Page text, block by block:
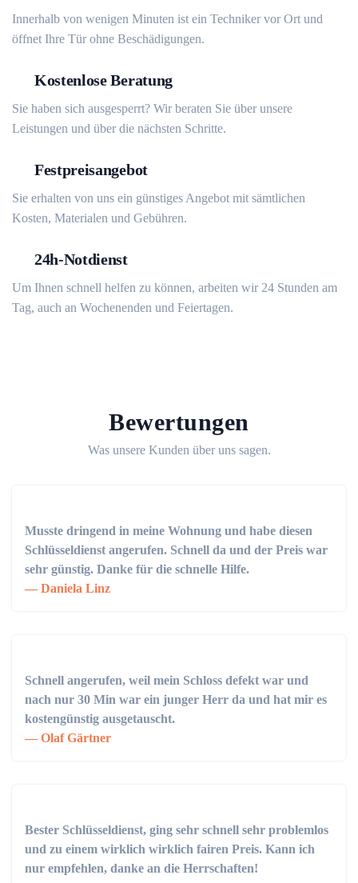
Innerhalb von wenigen Minuten ist ein Techniker vor Ort und
öffnet Ihre Tür ohne Beschädigungen.
Kostenlose Beratung
Sie haben sich ausgesperrt? Wir beraten Sie über unsere
Leistungen und über die nächsten Schritte.
Festpreisangebot
Sie erhalten von uns ein günstiges Angebot mit sämtlichen
Kosten, Materialen und Gebühren.
24h-Notdienst
Um Ihnen schnell helfen zu können, arbeiten wir 24 Stunden am
Tag, auch an Wochenenden und Feiertagen.
Bewertungen
Was unsere Kunden über uns sagen.
Musste dringend in meine Wohnung und habe diesen
Schlüsseldienst angerufen. Schnell da und der Preis war
sehr günstig. Danke für die schnelle Hilfe.
Daniela Linz
Schnell angerufen, weil mein Schloss defekt war und
nach nur 30 Min war ein junger Herr da und hat mir es
kostengünstig ausgetauscht.
Olaf Gärtner
Bester Schlüsseldienst, ging sehr schnell sehr problemlos
und zu einem wirklich wirklich fairen Preis. Kann ich
nur empfehlen, danke an die Herrschaften!